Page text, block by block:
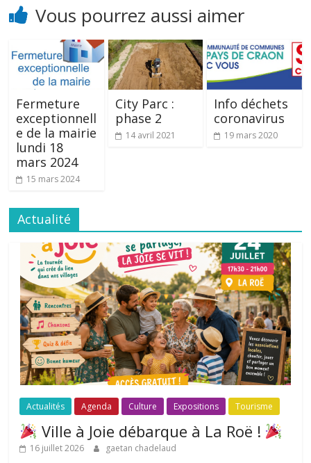
Vous pourrez aussi aimer
Fermeture
exceptionnell
e de la mairie
lundi 18
mars 2024
15 mars 2024
City Parc :
phase 2
14 avril 2021
Info déchets
coronavirus
19 mars 2020
Actualité
Actualités Agenda Culture Expositions Tourisme
Ville à Joie débarque à La Roë !
16 juillet 2026 gaetan chadelaud